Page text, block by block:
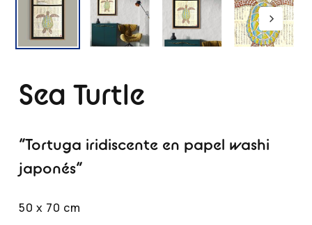
Sea Turtle
“Tortuga iridiscente en papel washi
japonés”
50 x 70 cm